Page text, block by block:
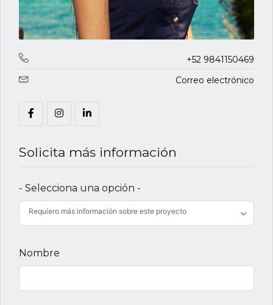
+52 9841150469
Correo electrónico
Solicita más información
- Selecciona una opción -
Requiero más información sobre este proyecto
Nombre